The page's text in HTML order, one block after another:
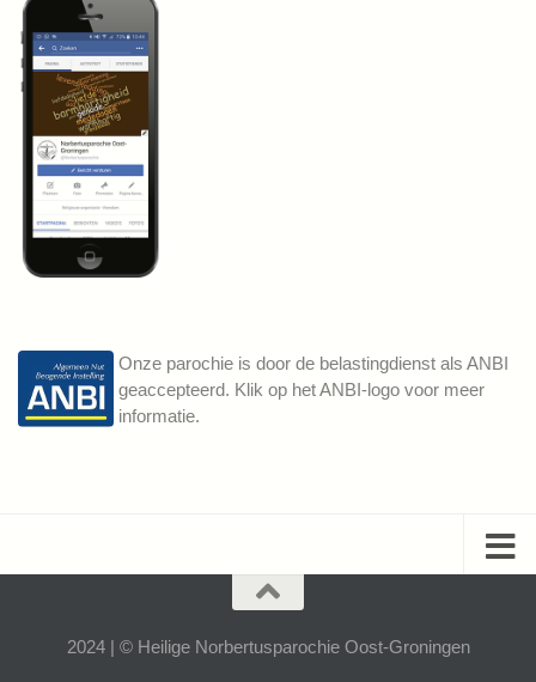
Onze parochie is door de belastingdienst als ANBI
geaccepteerd. Klik op het ANBI-logo voor meer
informatie.
2024 | © Heilige Norbertusparochie Oost-Groningen